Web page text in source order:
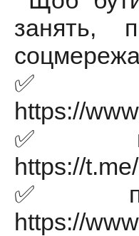
занять,
https://
https://
https://